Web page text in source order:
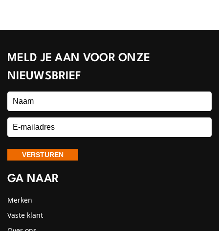
MELD JE AAN VOOR ONZE
NIEUWSBRIEF
GA NAAR
Merken
Vaste klant